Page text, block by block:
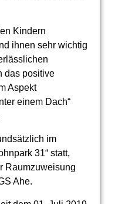
Kindern
ihnen sehr wichtig
das positive
Aspekt
einem Dach“
im
31“ statt,
Raumzuweisung
Ahe.